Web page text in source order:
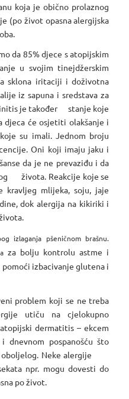
koja je obično prolaznog
(po život opasna alergijska
da 85% djece s atopijskim
u svojim tinejdžerskim
sklona iritaciji i doživotna
iz sapuna i sredstava za
je također stanje koje
djeca će osjetiti olakšanje i
su imali. Jednom broju
Oni koji imaju jaku i
da je ne prevaziđu i da
života. Reakcije koje se
kravljeg mlijeka, soju, jaje
dok alergija na kikiriki i
izlaganja pšeničnom brašnu.
za bolju kontrolu astme i
izbacivanje glutena i
problem koji se ne treba
utiču na cjelokupno
dermatitis – ekcem
dnevnom pospanošću što
oboljelog. Neke alergije
npr. mogu dovesti do
po život.